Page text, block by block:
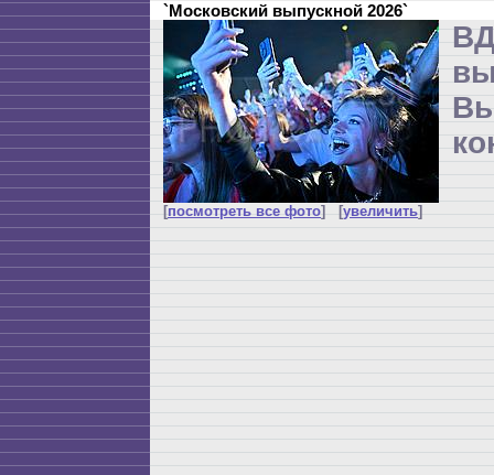
`Московский выпускной 2026`
[посмотреть все фото] [увеличить]